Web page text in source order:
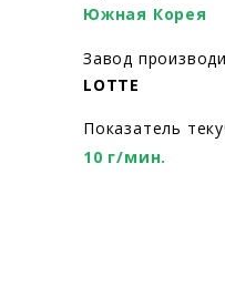
Южная Корея
Завод
LOTTE
Показатель
10 г/мин.